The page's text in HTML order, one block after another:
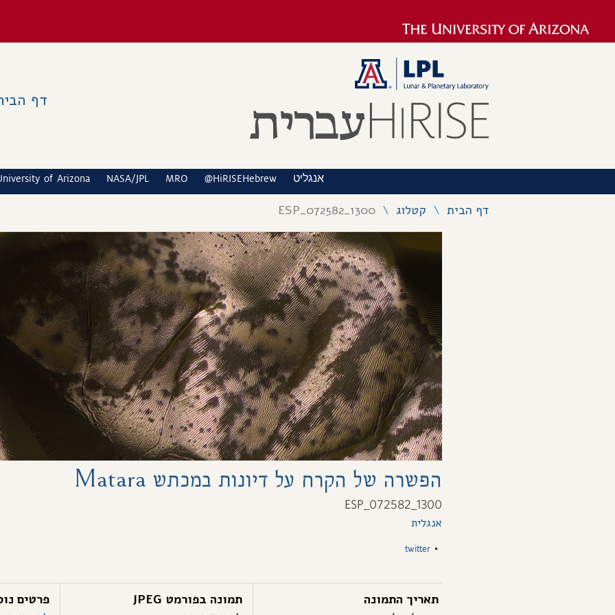
דף
אנגליט of Arizona NASA/JPL MRO @HiRISEHebrew
דף הבית \ קטלוג \
ESP_072582_1300
הפשרה של הקרח על דיונות במכתש Matara
ESP_072582_1300
אנגלית
twitter •
פרטים
תמונה בפורמט JPEG
תאריך התמונה